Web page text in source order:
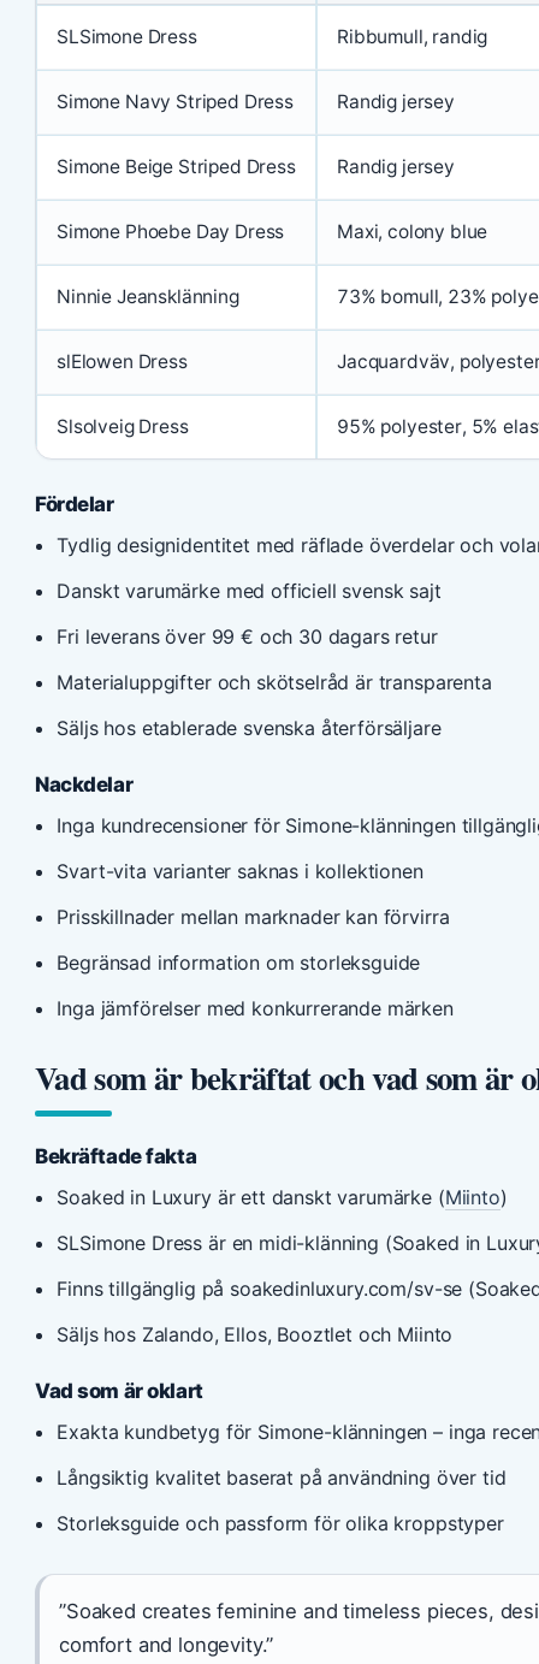
SLSimone Dress Ribbumull, randig
Simone Navy Striped Dress Randig jersey
Simone Beige Striped Dress Randig jersey
Simone Phoebe Day Dress Maxi, colony blue
Ninnie Jeansklänning 73% bomull, 23%
slElowen Dress Jacquardväv,
Slsolveig Dress 95% polyester, 5%
Fördelar
Tydlig designidentitet med räflade överdelar och
Danskt varumärke med officiell svensk sajt
Fri leverans över 99 € och 30 dagars retur
Materialuppgifter och skötselråd är transparenta
Säljs hos etablerade svenska återförsäljare
Nackdelar
Inga kundrecensioner för Simone-klänningen
Svart-vita varianter saknas i kollektionen
Prisskillnader mellan marknader kan förvirra
Begränsad information om storleksguide
Inga jämförelser med konkurrerande märken
Vad som är bekräftat och vad som är
Bekräftade fakta
Soaked in Luxury är ett danskt varumärke (Miinto)
SLSimone Dress är en midi-klänning (Soaked in
Finns tillgänglig på soakedinluxury.com/sv-se
Säljs hos Zalando, Ellos, Booztlet och Miinto
Vad som är oklart
Exakta kundbetyg för Simone-klänningen – inga
Långsiktig kvalitet baserat på användning över tid
Storleksguide och passform för olika kroppstyper
”Soaked creates feminine and timeless pieces,
comfort and longevity.”